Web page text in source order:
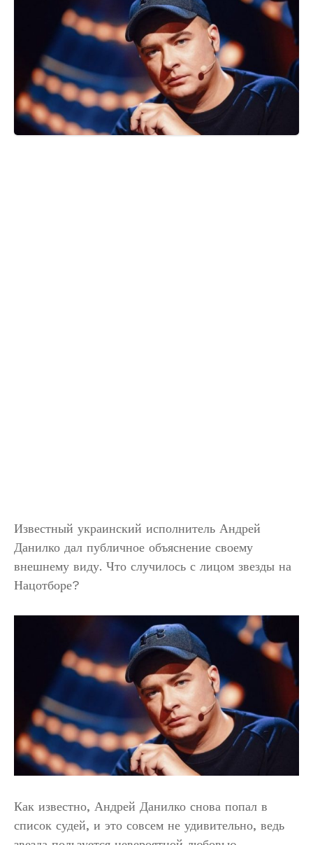
Известный украинский исполнитель Андрей
Данилко дал публичное объяснение своему
внешнему виду. Что случилось с лицом звезды на
Нацотборе?
Как известно, Андрей Данилко снова попал в
список судей, и это совсем не удивительно, ведь